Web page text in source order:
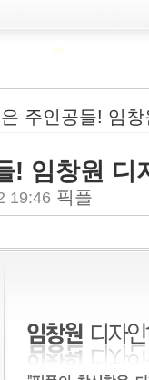
주인공들! 임
! 임창원 디
19:46 픽플